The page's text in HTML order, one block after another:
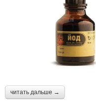
читать дальше →